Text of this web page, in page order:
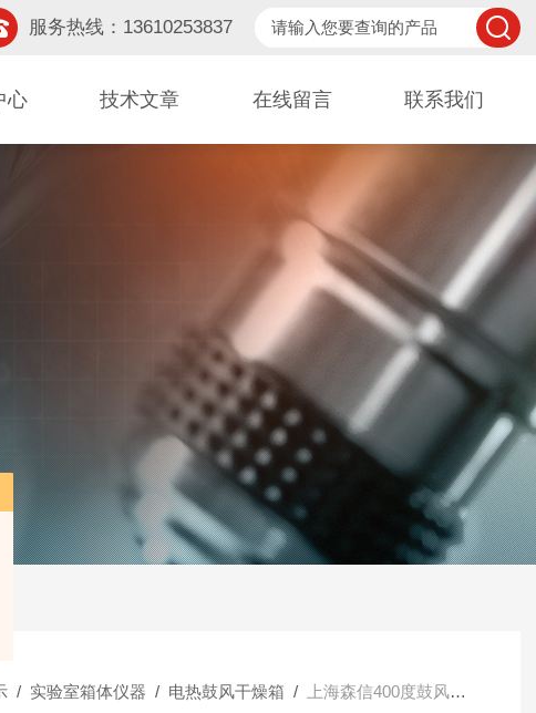
服务热线：13610253837
心 技术文章 在线留言 联系我们
/ 实验室箱体仪器 / 电热鼓风干燥箱 / 上海森信400度鼓风干燥箱DGG-9150G DGG-9150GD